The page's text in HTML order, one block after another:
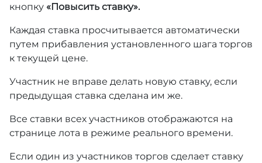
кнопку «Повысить ставку».
Каждая ставка просчитывается автоматически
путем прибавления установленного шага торгов
к текущей цене.
Участник не вправе делать новую ставку, если
предыдущая ставка сделана им же.
Все ставки всех участников отображаются на
странице лота в режиме реального времени.
Если один из участников торгов сделает ставку